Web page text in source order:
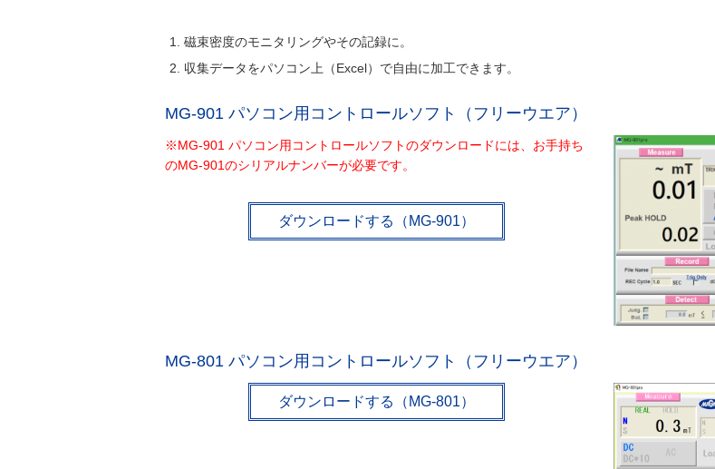
磁束密度のモニタリングやその記録に。
収集データをパソコン上（Excel）で自由に加工できます。
MG-901 パソコン用コントロールソフト（フリーウエア）
※MG-901 パソコン用コントロールソフトのダウンロードには、お手持ち
のMG-901のシリアルナンバーが必要です。
ダウンロードする（MG-901）
MG-801 パソコン用コントロールソフト（フリーウエア）
ダウンロードする（MG-801）